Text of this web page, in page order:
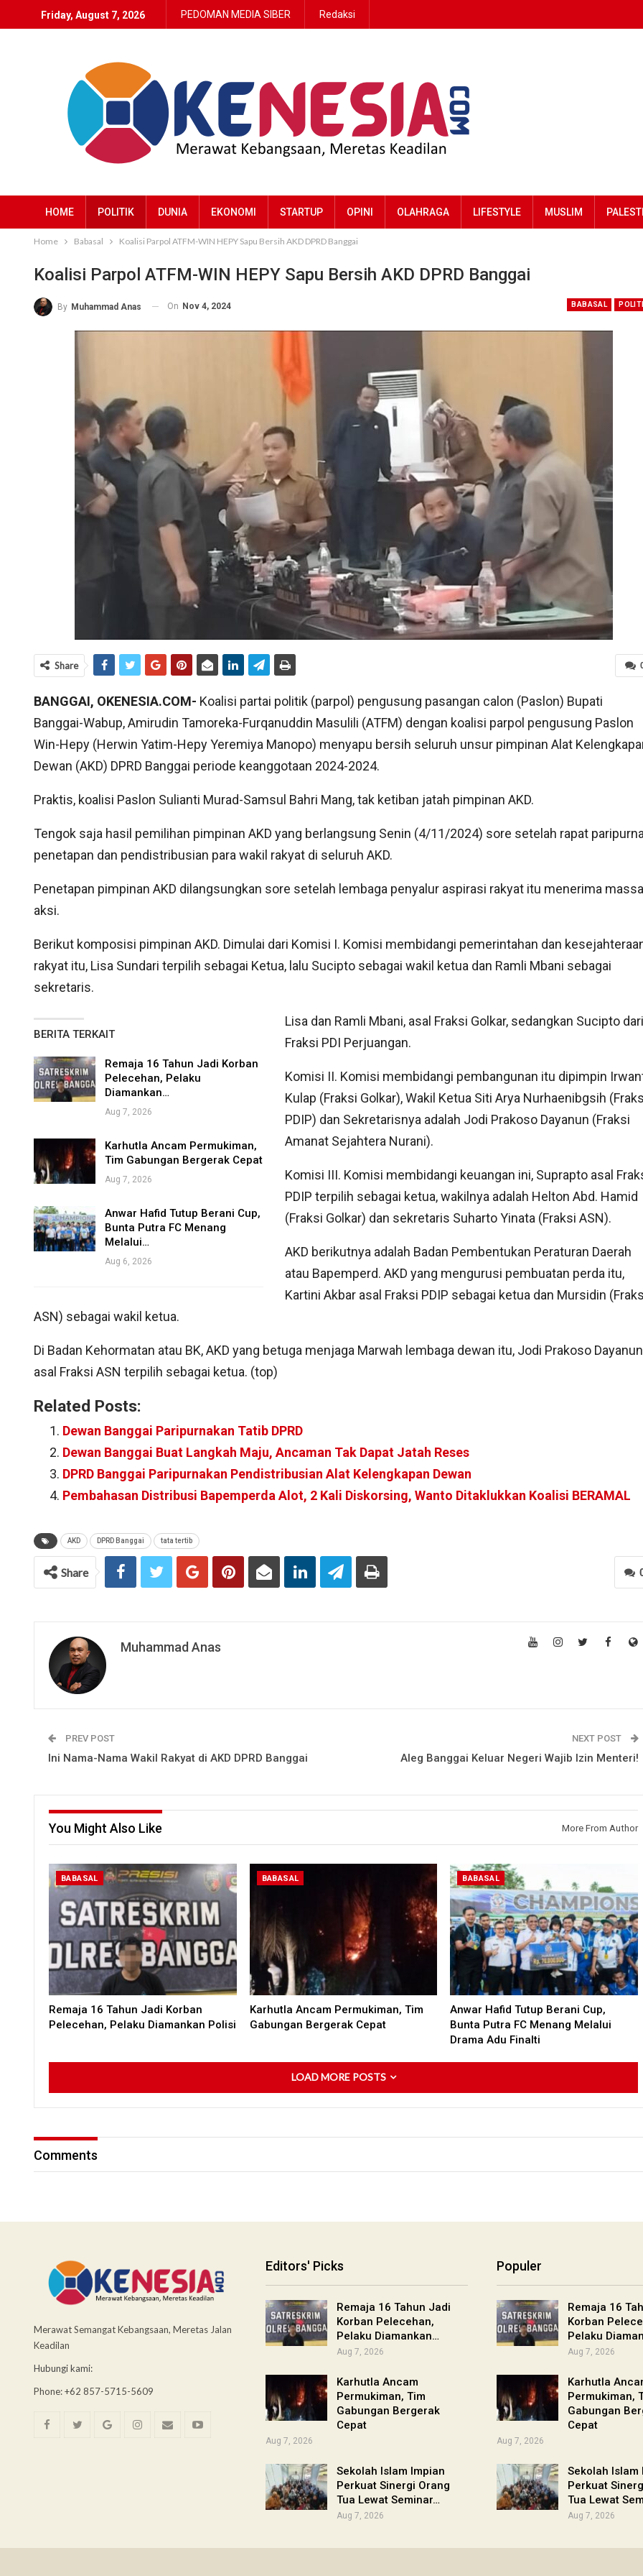
Friday, August 7, 2026 PEDOMAN MEDIA SIBER Redaksi
HOME POLITIK DUNIA EKONOMI STARTUP OPINI OLAHRAGA LIFESTYLE MUSLIM
Home Babasal Koalisi Parpol ATFM-WIN HEPY Sapu Bersih AKD DPRD Banggai
Koalisi Parpol ATFM-WIN HEPY Sapu Bersih AKD DPRD Banggai
BABASAL
By Muhammad Anas On Nov 4, 2024
Share
BANGGAI, OKENESIA.COM- Koalisi partai politik (parpol) pengusung pasangan calon (Paslon) Bupati
Banggai-Wabup, Amirudin Tamoreka-Furqanuddin Masulili (ATFM) dengan koalisi parpol pengusung Paslon
Win-Hepy (Herwin Yatim-Hepy Yeremiya Manopo) menyapu bersih seluruh unsur pimpinan Alat
Dewan (AKD) DPRD Banggai periode keanggotaan 2024-2024.
Praktis, koalisi Paslon Sulianti Murad-Samsul Bahri Mang, tak ketiban jatah pimpinan AKD.
Tengok saja hasil pemilihan pimpinan AKD yang berlangsung Senin (4/11/2024) sore setelah rapat
penetapan dan pendistribusian para wakil rakyat di seluruh AKD.
Penetapan pimpinan AKD dilangsungkan sore setelah lembaga penyalur aspirasi rakyat itu menerima massa
aksi.
Berikut komposisi pimpinan AKD. Dimulai dari Komisi I. Komisi membidangi pemerintahan dan
rakyat itu, Lisa Sundari terpilih sebagai Ketua, lalu Sucipto sebagai wakil ketua dan Ramli Mbani sebagai
sekretaris.
BERITA TERKAIT
Remaja 16 Tahun Jadi Korban
Pelecehan, Pelaku
Diamankan…
Aug 7, 2026
Karhutla Ancam Permukiman,
Tim Gabungan Bergerak Cepat
Aug 7, 2026
Anwar Hafid Tutup Berani Cup,
Bunta Putra FC Menang
Melalui…
Aug 6, 2026
Lisa dan Ramli Mbani, asal Fraksi Golkar, sedangkan Sucipto dari
Fraksi PDI Perjuangan.
Komisi II. Komisi membidangi pembangunan itu dipimpin
Kulap (Fraksi Golkar), Wakil Ketua Siti Arya Nurhaenibgsih
PDIP) dan Sekretarisnya adalah Jodi Prakoso Dayanun (Fraksi
Amanat Sejahtera Nurani).
Komisi III. Komisi membidangi keuangan ini, Suprapto asal
PDIP terpilih sebagai ketua, wakilnya adalah Helton Abd. Hamid
(Fraksi Golkar) dan sekretaris Suharto Yinata (Fraksi ASN).
AKD berikutnya adalah Badan Pembentukan Peraturan Daerah
atau Bapemperd. AKD yang mengurusi pembuatan perda itu,
Kartini Akbar asal Fraksi PDIP sebagai ketua dan Mursidin
ASN) sebagai wakil ketua.
Di Badan Kehormatan atau BK, AKD yang betuga menjaga Marwah lembaga dewan itu, Jodi Prakoso Dayanun
asal Fraksi ASN terpilih sebagai ketua. (top)
Related Posts:
Dewan Banggai Paripurnakan Tatib DPRD
Dewan Banggai Buat Langkah Maju, Ancaman Tak Dapat Jatah Reses
DPRD Banggai Paripurnakan Pendistribusian Alat Kelengkapan Dewan
Pembahasan Distribusi Bapemperda Alot, 2 Kali Diskorsing, Wanto Ditaklukkan Koalisi BERAMAL
AKD DPRD Banggai tata tertib
Share
Muhammad Anas
PREV POST
Ini Nama-Nama Wakil Rakyat di AKD DPRD Banggai
NEXT POST
Aleg Banggai Keluar Negeri Wajib Izin Menteri!
You Might Also Like More From Author
BABASAL
Remaja 16 Tahun Jadi Korban
Pelecehan, Pelaku Diamankan Polisi
BABASAL
Karhutla Ancam Permukiman, Tim
Gabungan Bergerak Cepat
BABASAL
Anwar Hafid Tutup Berani Cup,
Bunta Putra FC Menang Melalui
Drama Adu Finalti
LOAD MORE POSTS
Comments
Merawat Semangat Kebangsaan, Meretas Jalan
Keadilan
Hubungi kami:
Phone: +62 857-5715-5609
Editors' Picks
Remaja 16 Tahun Jadi
Korban Pelecehan,
Pelaku Diamankan…
Aug 7, 2026
Karhutla Ancam
Permukiman, Tim
Gabungan Bergerak
Cepat
Aug 7, 2026
Sekolah Islam Impian
Perkuat Sinergi Orang
Tua Lewat Seminar…
Aug 7, 2026
Populer
Remaja 16
Korban
Pelaku
Aug 7, 2026
Karhutla
Permukiman,
Gabungan
Cepat
Aug 7, 2026
Sekolah Islam
Perkuat
Tua Lewat
Aug 7, 2026